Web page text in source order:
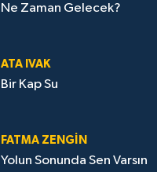
Ne Zaman Gelecek?
ATA IVAK
Bir Kap Su
FATMA ZENGIN
Yolun Sonunda Sen Varsın